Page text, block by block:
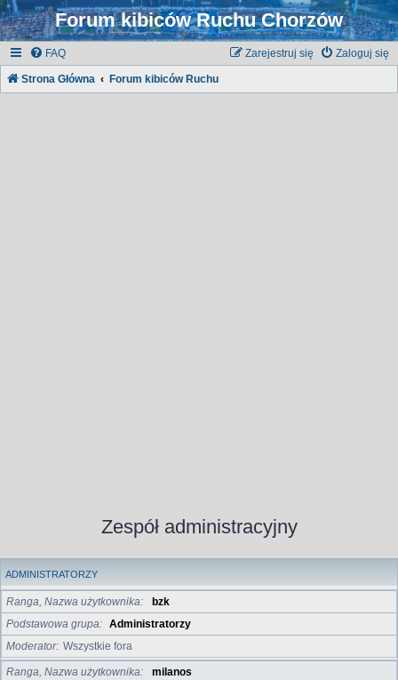
Forum kibiców Ruchu Chorzów
FAQ Zaloguj się
Zarejestruj się
Strona Główna Forum kibiców Ruchu
Zespół administracyjny
ADMINISTRATORZY
Ranga, Nazwa użytkownika
bzk
Podstawowa grupa
Administratorzy
Moderator Wszystkie fora
Ranga, Nazwa użytkownika
milanos